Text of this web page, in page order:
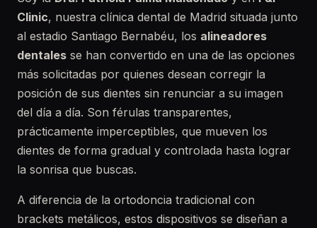
Clinic, nuestra clínica dental de Madrid situada junto
al estadio Santiago Bernabéu, los alineadores
dentales se han convertido en una de las opciones
más solicitadas por quienes desean corregir la
posición de sus dientes sin renunciar a su imagen
del día a día. Son férulas transparentes,
prácticamente imperceptibles, que mueven los
dientes de forma gradual y controlada hasta lograr
la sonrisa que buscas.
A diferencia de la ortodoncia tradicional con
brackets metálicos, estos dispositivos se diseñan a